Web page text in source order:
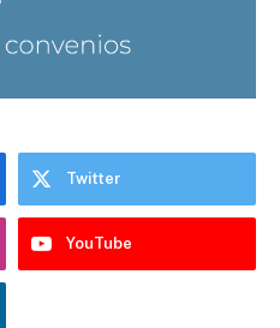
Twitter
YouTube